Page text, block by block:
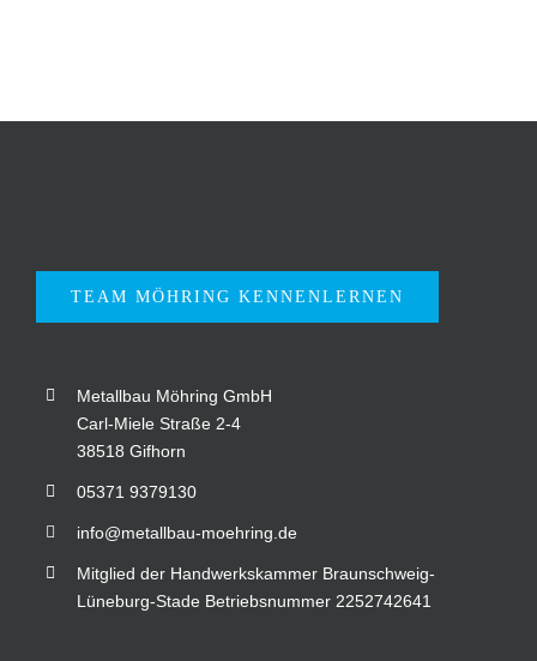
TEAM MÖHRING KENNENLERNEN
Metallbau Möhring GmbH
Carl-Miele Straße 2-4
38518 Gifhorn
05371 9379130
info@metallbau-moehring.de
Mitglied der Handwerkskammer Braunschweig-
Lüneburg-Stade Betriebsnummer 2252742641